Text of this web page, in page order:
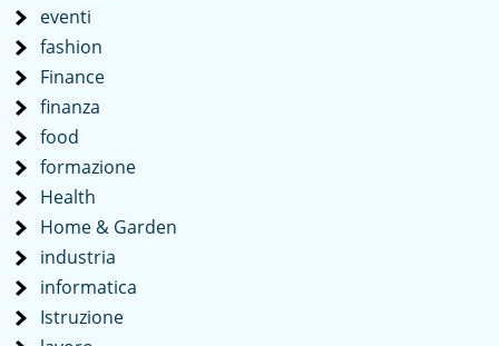
eventi
fashion
Finance
finanza
food
formazione
Health
Home & Garden
industria
informatica
Istruzione